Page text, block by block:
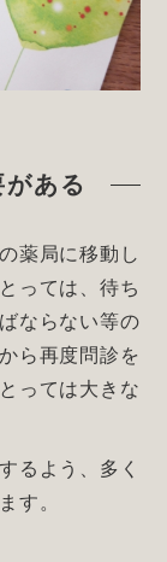
ある
薬局に移動し
っては、待ち
ならない等の
ら再度問診を
っては大きな
るよう、多く
す。